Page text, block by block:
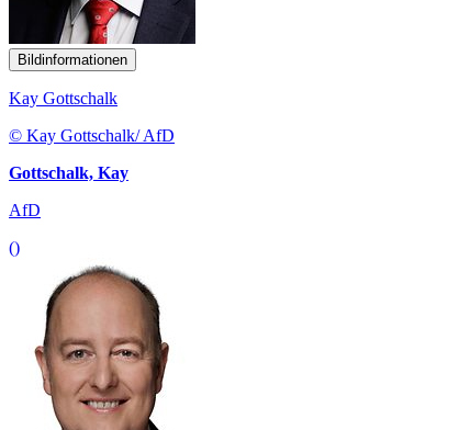
Bildinformationen
Kay Gottschalk
© Kay Gottschalk/ AfD
Gottschalk, Kay
AfD
()